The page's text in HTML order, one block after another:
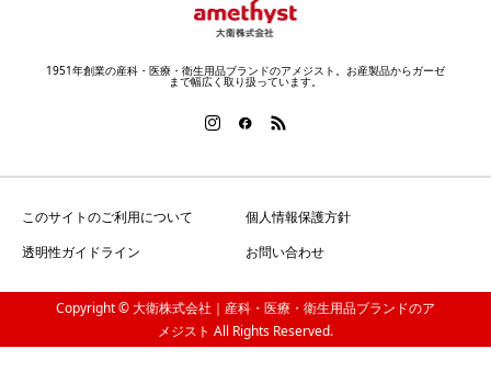
1951年創業の産科・医療・衛生用品ブランドのアメジスト。お産製品からガーゼ
まで幅広く取り扱っています。
このサイトのご利用について
個人情報保護方針
透明性ガイドライン
お問い合わせ
Copyright © 大衛株式会社｜産科・医療・衛生用品ブランドのア
メジスト All Rights Reserved.